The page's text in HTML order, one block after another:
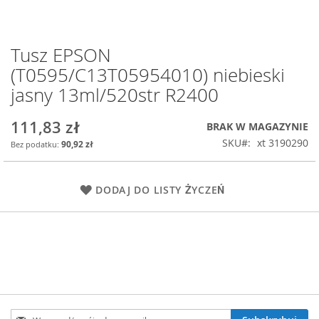
Przejdź
na
początek
galerii
Tusz EPSON
(T0595/C13T05954010) niebieski
jasny 13ml/520str R2400
111,83 zł
90,92 zł
BRAK W MAGAZYNIE
SKU
xt 3190290
DODAJ DO LISTY ŻYCZEŃ
Subskrybuj